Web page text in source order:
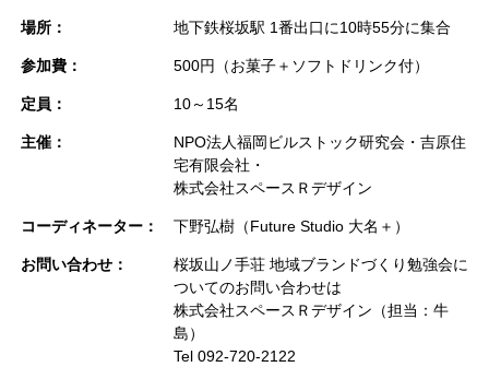
場所： 地下鉄桜坂駅 1番出口に10時55分に集合
参加費： 500円（お菓子＋ソフトドリンク付）
定員： 10～15名
主催：
NPO法人福岡ビルストック研究会・吉原住
宅有限会社・
株式会社スペースＲデザイン
コーディネーター： 下野弘樹（Future Studio 大名＋）
お問い合わせ：
桜坂山ノ手荘 地域ブランドづくり勉強会に
ついてのお問い合わせは
株式会社スペースＲデザイン（担当：牛
島）
Tel 092-720-2122